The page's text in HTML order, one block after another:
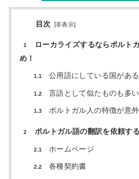
目次 [非表示]
1
ローカライズするならポルト
め！
1.1 公用語にしている国がある
1.2 言語として似たものも多い
1.3 ポルトガル人の特徴が意
2 ポルトガル語の翻訳を依頼す
2.1 ホームページ
2.2 各種契約書